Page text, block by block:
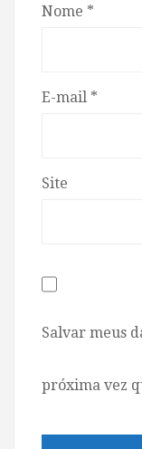
Nome *
E-mail *
Site
Salvar meus
próxima vez